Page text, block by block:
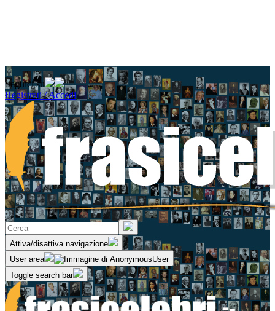
Seguici su
Registrati / Accedi
Attiva/disattiva navigazione
User area
Toggle search bar